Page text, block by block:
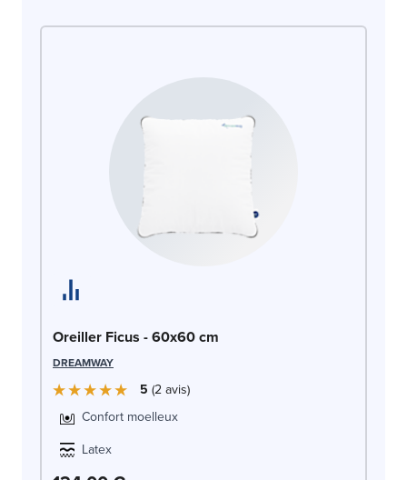
Oreiller Ficus - 60x60 cm
DREAMWAY
5 2avis
Confort moelleux
Latex